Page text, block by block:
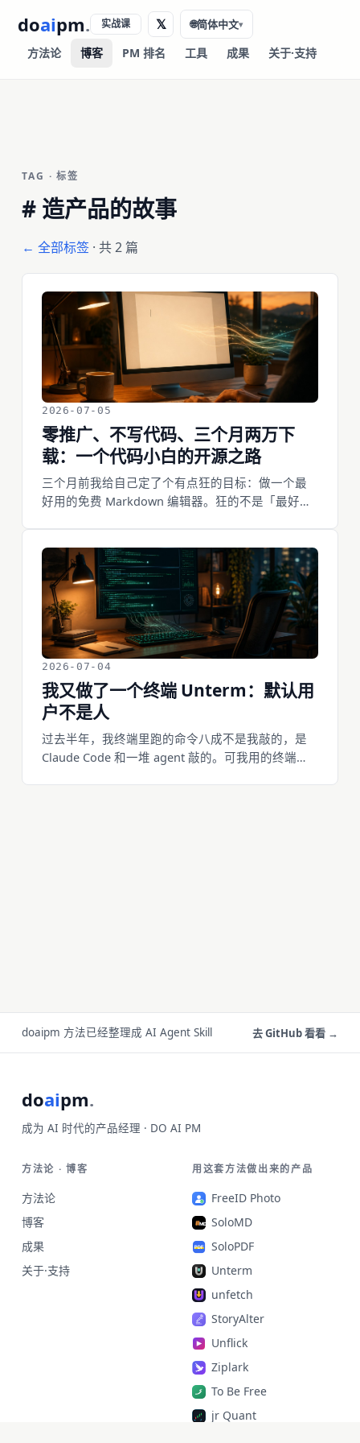
doaipm.
方法论 博客 PM 排名 工具 成果 关于·支持
实战课 𝕏 🌐简体中文▾
TAG · 标签
# 造产品的故事
← 全部标签· 共 2 篇
2026-07-05
零推广、不写代码、三个月两万下
载：一个代码小白的开源之路
三个月前我给自己定了个有点狂的目标：做一个最
好用的免费 Markdown 编辑器。狂的不是「最好
多次、GitHub 涨了四百多颗星，我几乎没推广。这
篇讲这三个月：我为什么非要做个不拿用户当韭菜
的免费软件、一个一行代码都不会写的人怎么把它
做出来、我从第一天就赌的一件事（用软件的已经
不只是人了），以及有人打赏我十块钱那天的心
情。
2026-07-04
我又做了一个终端 Unterm：默认用
户不是人
过去半年，我终端里跑的命令八成不是我敲的，是
Claude Code 和一堆 agent 敲的。可我用的终端
doaipm 方法已经整理成 AI Agent Skill 去 GitHub 看看 →
doaipm.
成为 AI 时代的产品经理 · DO AI PM
方法论 · 博客
方法论
博客
成果
关于·支持
用这套方法做出来的产品
FreeID Photo
SoloMD
SoloPDF
Unterm
unfetch
StoryAlter
Unflick
Ziplark
To Be Free
jr Quant